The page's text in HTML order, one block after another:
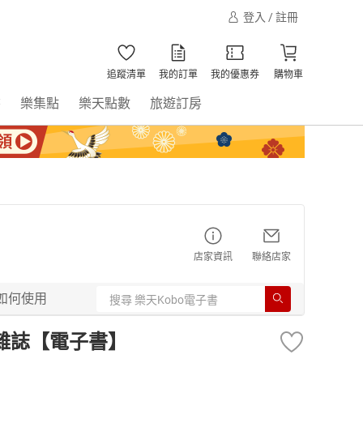
登入 / 註冊
追蹤清單 我的訂單 我的優惠券 購物車
樂集點 樂天點數 旅遊訂房
店家資訊 聯絡店家
何使用
【電子書】